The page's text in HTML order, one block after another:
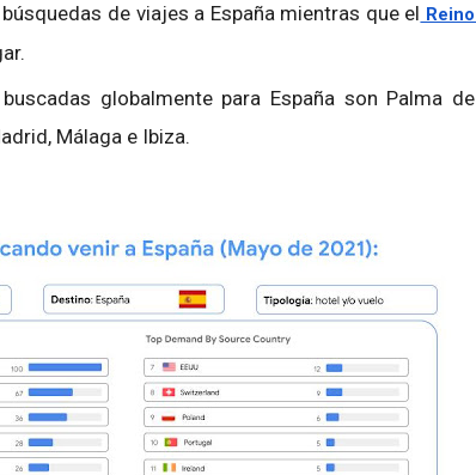
de viajes a España mientras que el Reino
globalmente para España son Palma de
Málaga e Ibiza.